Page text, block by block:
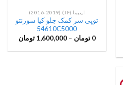
اپتیما (JF) (2016-2019)
توپی سر کمک جلو کیا سورنتو
54610C5000
0 تومان –
1,600,000 تومان